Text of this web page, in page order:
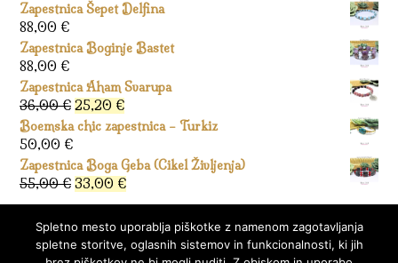
Zapestnica Šepet Delfina
88,00 €
Zapestnica Boginje Bastet
88,00 €
Zapestnica Aham Svarupa
36,00€ Izvirna
cena
bila:
36,00 €.
25,20 €Trenutna
cena
25,20 €.
Boemska chic zapestnica – Turkiz
50,00 €
Zapestnica Boga Geba (Cikel Življenja)
55,00€ Izvirna
cena
je
bila:
55,00 €.
33,00 €Trenutna
cena
je:
33,00 €.
Spletno mesto uporablja piškotke z namenom zagotavljanja
spletne storitve, oglasnih sistemov in funkcionalnosti, ki jih